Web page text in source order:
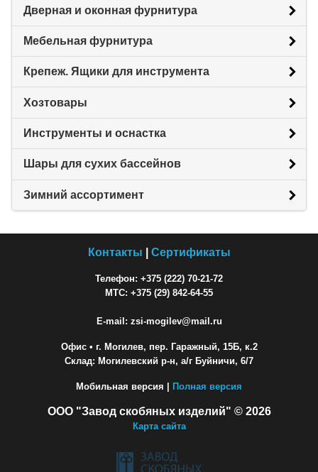
Дверная и оконная фурнитура
Мебельная фурнитура
Крепеж. Ящики для инструмента
Хозтовары
Инструменты и оснастка
Шары для сухих бассейнов
Зимний ассортимент
Контакты Сертификаты
Телефон: +375 (222) 70-21-72
МТС: +375 (29) 842-64-55
E-mail: zsi-mogilev@mail.ru
Офис• г. Могилев, пер. Гаражный, 15Б, к.2
Склад: Могилевский р-н, а/г Буйничи, 6/7
Мобильная версия | Полная версия
ООО "Завод скобяных изделий" © 2026
Карта сайта